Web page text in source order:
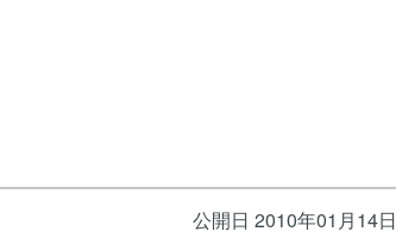
公開日 2010年01月14日